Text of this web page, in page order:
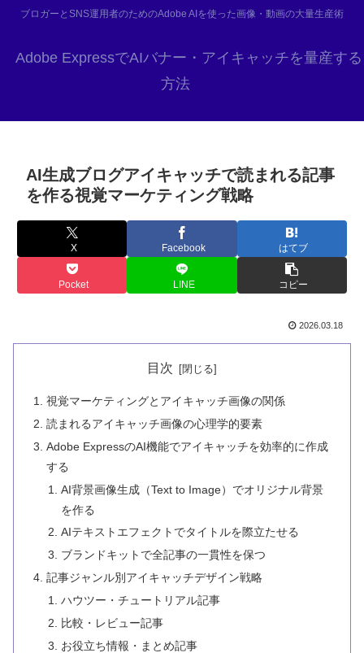
ブロガーとSNS運用者のためのAdobe AIを使った画像・動画の大量生産術
Adobe ExpressでAIバナー・アイキャッチを量産する
方法
AI生成ブログアイキャッチで読まれる記事
を作る視覚マーケティング戦略
X Facebook はてブ
Pocket LINE コピー
2026.03.18
目次
視覚マーケティングとアイキャッチ画像の関係
読まれるアイキャッチ画像の心理学的要素
Adobe ExpressのAI機能でアイキャッチを効率的に作成
する
AI背景画像生成（Text to Image）でオリジナル背景
を作る
AIテキストエフェクトでタイトルを際立たせる
ブランドキットで全記事の一貫性を保つ
記事ジャンル別アイキャッチデザイン戦略
ハウツー・チュートリアル記事
比較・レビュー記事
お役立ち情報・まとめ記事